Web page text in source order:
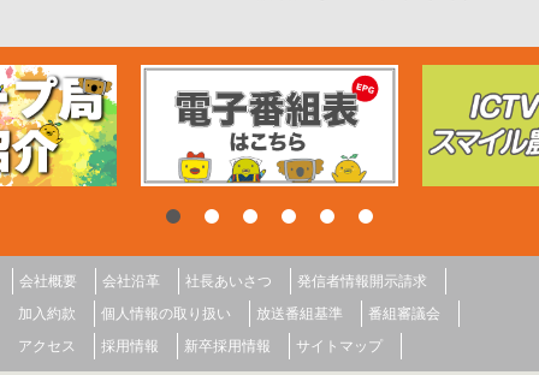
会社概要 会社沿革 社長あいさつ
発信者情報開示請求
加入約款
個人情報の取り扱い 放送番組基準
番組審議会
アクセス
採用情報 新卒採用情報 サイトマップ